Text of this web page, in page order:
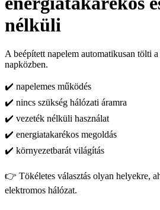
nélküli
A beépített napelem automatikusan tölti
napközben.
✔️ napelemes működés
✔️ nincs szükség hálózati áramra
✔️ vezeték nélküli használat
✔️ energiatakarékos megoldás
✔️ környezetbarát világítás
👉 Tökéletes választás olyan helyekre,
elektromos hálózat.